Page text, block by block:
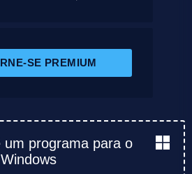
SE PREMIUM
um programa para o
Windows